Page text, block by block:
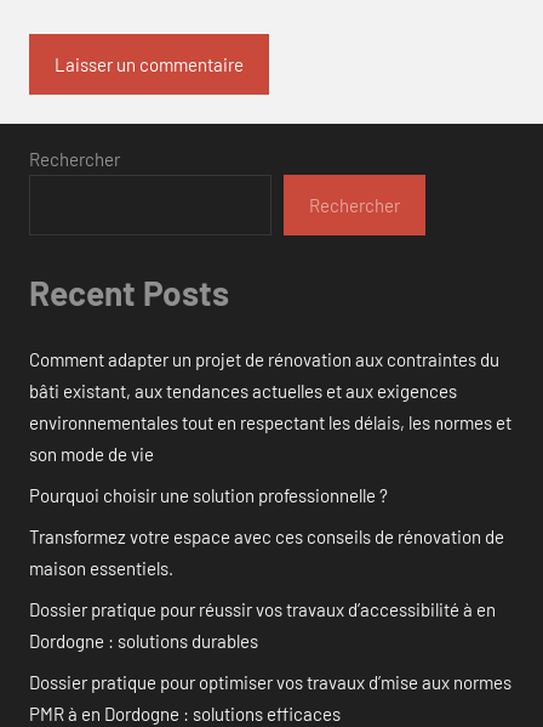
Rechercher
Rechercher
Recent Posts
Comment adapter un projet de rénovation aux contraintes du
bâti existant, aux tendances actuelles et aux exigences
environnementales tout en respectant les délais, les normes et
son mode de vie
Pourquoi choisir une solution professionnelle ?
Transformez votre espace avec ces conseils de rénovation de
maison essentiels.
Dossier pratique pour réussir vos travaux d’accessibilité à en
Dordogne : solutions durables
Dossier pratique pour optimiser vos travaux d’mise aux normes
PMR à en Dordogne : solutions efficaces